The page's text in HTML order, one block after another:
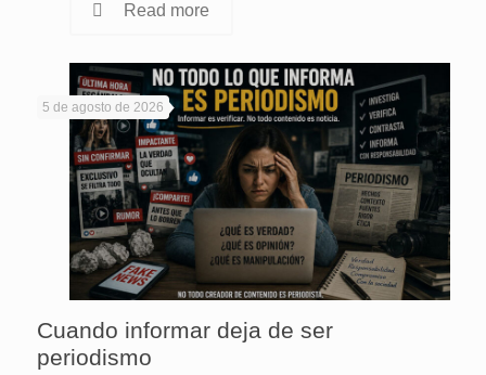
Read more
5 de agosto de 2026
Cuando informar deja de ser
periodismo